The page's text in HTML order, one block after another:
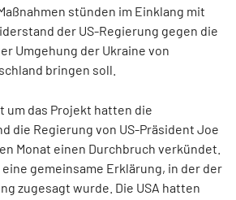
stünden im Einklang mit
der US-Regierung gegen die
Umgehung der Ukraine von
bringen soll.
um das Projekt hatten die
die Regierung von US-Präsident Joe
Monat einen Durchbruch verkündet.
gemeinsame Erklärung, in der der
zugesagt wurde. Die USA hatten